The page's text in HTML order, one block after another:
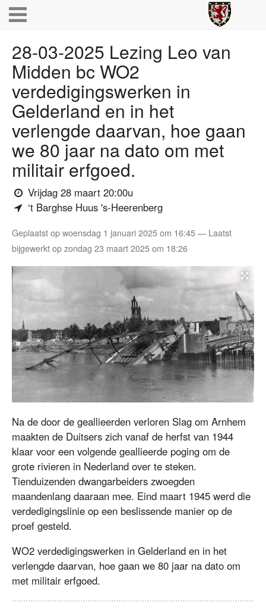
28-03-2025 Lezing Leo van
Midden bc WO2
verdedigingswerken in
Gelderland en in het
verlengde daarvan, hoe gaan
we 80 jaar na dato om met
militair erfgoed.
(wanneer)
Vrijdag 28 maart 20:00u
(waar)
‘t Barghse Huus 's-Heerenberg
Geplaatst op woensdag 1 januari 2025 om 16:45 — Laatst
bijgewerkt op zondag 23 maart 2025 om 18:26
Na de door de geallieerden verloren Slag om Arnhem
maakten de Duitsers zich vanaf de herfst van 1944
klaar voor een volgende geallieerde poging om de
grote rivieren in Nederland over te steken.
Tienduizenden dwangarbeiders zwoegden
maandenlang daaraan mee. Eind maart 1945 werd die
verdedigingslinie op een beslissende manier op de
proef gesteld.
WO2 verdedigingswerken in Gelderland en in het
verlengde daarvan, hoe gaan we 80 jaar na dato om
met militair erfgoed.